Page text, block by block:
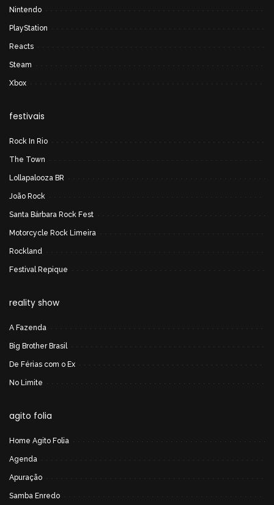
Nintendo
PlayStation
Reacts
Steam
Xbox
festivais
Rock In Rio
The Town
Lollapalooza BR
João Rock
Santa Bárbara Rock Fest
Motorcycle Rock Limeira
Rockland
Festival Repique
reality show
A Fazenda
Big Brother Brasil
De Férias com o Ex
No Limite
agito folia
Home Agito Folia
Agenda
Apuração
Samba Enredo